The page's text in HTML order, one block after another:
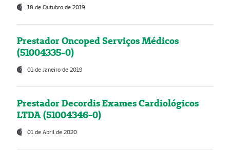
18 de Outubro de 2019
Prestador Oncoped Serviços Médicos
(51004335-0)
01 de Janeiro de 2019
Prestador Decordis Exames Cardiológicos
LTDA (51004346-0)
01 de Abril de 2020